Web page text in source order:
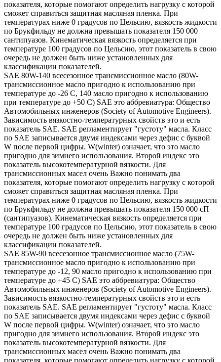
показателя, которые помогают определить нагрузку с которой
сможет справиться защитная масляная пленка. При
температурах ниже 0 градусов по Цельсию, вязкость жидкости
по Брукфильду не должна превышать показателя 150 000
сантипуазов. Кинематическая вязкость определяется при
температуре 100 градусов по Цельсию, этот показатель в свою
очередь не должен быть ниже установленных для
классификации показателей.
SAE 80W-140 всесезонное трансмиссионное масло (80W-
трансмиссионное масло пригодно к использованию при
температуре до -26 С, 140 масло пригодно к использованию
при температуре до +50 С) SAE это аббревиатура: Общество
Автомобильных инженеров (Society of Automotive Engineers).
Зависимость вязкостно-температурных свойств это и есть
показатель SAE. SAE регламентирует "густоту" масла. Класс
по SAE записывается двумя индексами через дефис с буквой
W после первой цифры. W(winter) означает, что это масло
пригодно для зимнего использования. Второй индекс это
показатель высокотемпературной вязкости. Для
трансмиссионных масел очень Важно понимать два
показателя, которые помогают определить нагрузку с которой
сможет справиться защитная масляная пленка. При
температурах ниже 0 градусов по Цельсию, вязкость жидкости
по Брукфильду не должна превышать показателя 150 000 сП
(сантипуазов). Кинематическая вязкость определяется при
температуре 100 градусов по Цельсию, этот показатель в свою
очередь не должен быть ниже установленных для
классификации показателей.
SAE 85W-90 всесезонное трансмиссионное масло (75W-
трансмиссионное масло пригодно к использованию при
температуре до -12, 90 масло пригодно к использованию при
температуре до +45 С) SAE это аббревиатура: Общество
Автомобильных инженеров (Society of Automotive Engineers).
Зависимость вязкостно-температурных свойств это и есть
показатель SAE. SAE регламентирует "густоту" масла. Класс
по SAE записывается двумя индексами через дефис с буквой
W после первой цифры. W(winter) означает, что это масло
пригодно для зимнего использования. Второй индекс это
показатель высокотемпературной вязкости. Для
трансмиссионных масел очень Важно понимать два